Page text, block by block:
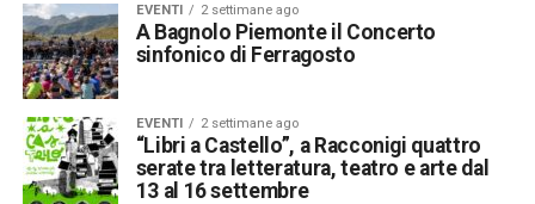
EVENTI 2 settimane ago
A Bagnolo Piemonte il Concerto
sinfonico di Ferragosto
EVENTI 2 settimane ago
“Libri a Castello”, a Racconigi quattro
serate tra letteratura, teatro e arte dal
13 al 16 settembre